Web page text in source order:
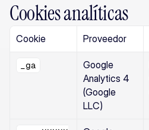
Cookies analíticas
Cookie Proveedor
_ga
Google
Analytics 4
(Google
LLC)